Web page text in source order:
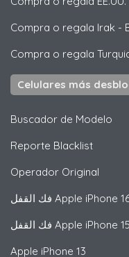
Compra o regala Irak -
Compra o regala
Celulares más
Buscador de Modelo
Reporte Blacklist
Operador Original
Apple iPhone
Apple iPhone
Apple iPhone 13